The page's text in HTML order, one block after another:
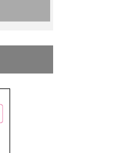
Data Paper